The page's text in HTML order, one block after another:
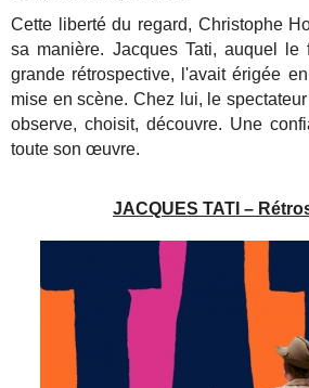
Cette liberté du regard, Christophe
sa manière. Jacques Tati, auquel le
grande rétrospective, l'avait érigée
mise en scène. Chez lui, le
observe, choisit, découvre. Une
toute son œuvre.
JACQUES TATI –